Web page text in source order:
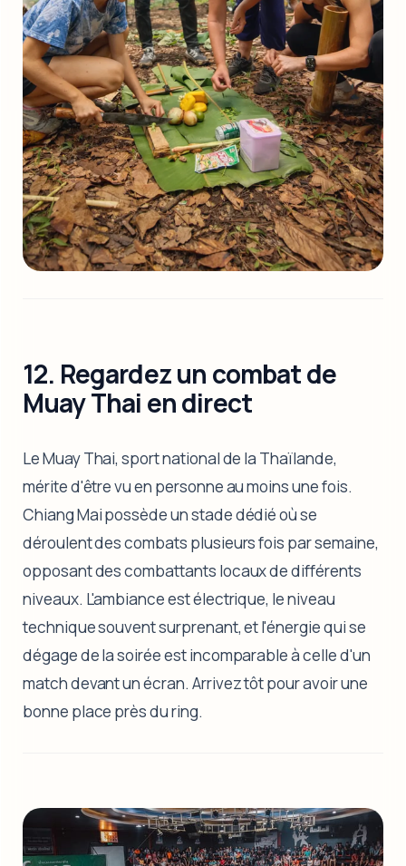
12. Regardez un combat de
Muay Thai en direct
Le Muay Thai, sport national de la Thaïlande,
mérite d'être vu en personne au moins une fois.
Chiang Mai possède un stade dédié où se
déroulent des combats plusieurs fois par semaine,
opposant des combattants locaux de différents
niveaux. L'ambiance est électrique, le niveau
technique souvent surprenant, et l'énergie qui se
dégage de la soirée est incomparable à celle d'un
match devant un écran. Arrivez tôt pour avoir une
bonne place près du ring.